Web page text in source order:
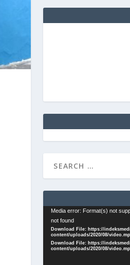
Video
Player
Media error: Format(s) not
not found
Download File: https://
content/uploads/2020/08/
Download File: https://
content/uploads/2020/08/